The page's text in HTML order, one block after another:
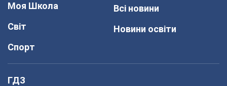
Моя Школа
Світ
Спорт
Всі новини
Новини освіти
ГДЗ